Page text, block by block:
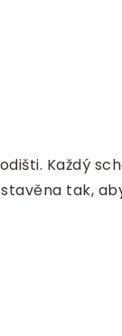
Každý
tak,